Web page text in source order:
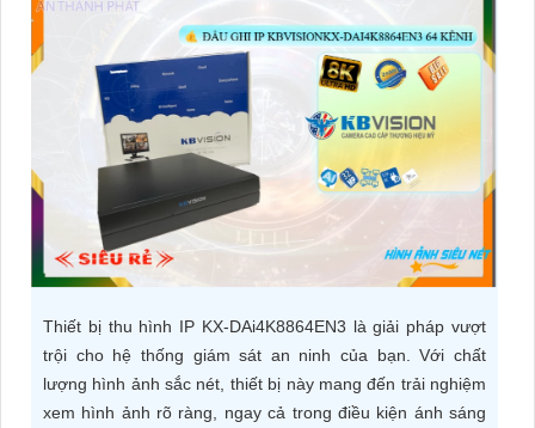
ĐẶT
CAMERA
TƯ
DỊCH
VỤ
Thiết bị thu hình IP KX-DAi4K8864EN3 là giải pháp vượt
trội cho hệ thống giám sát an ninh của bạn. Với chất
lượng hình ảnh sắc nét, thiết bị này mang đến trải nghiệm
xem hình ảnh rõ ràng, ngay cả trong điều kiện ánh sáng